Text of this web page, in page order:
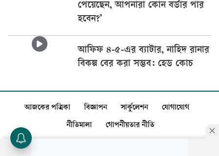
পেয়েছেন, আপনারা কোন বর্ডার পার
হবেন?’
আফিফ ৪-৫-এর ব্যাটার, নাহিদ রানার
বিকল্প বের করা সম্ভব: হেড কোচ
আজকের পত্রিকা বিজ্ঞাপন সার্কুলেশন যোগাযোগ
নীতিমালা গোপনীয়তার নীতি